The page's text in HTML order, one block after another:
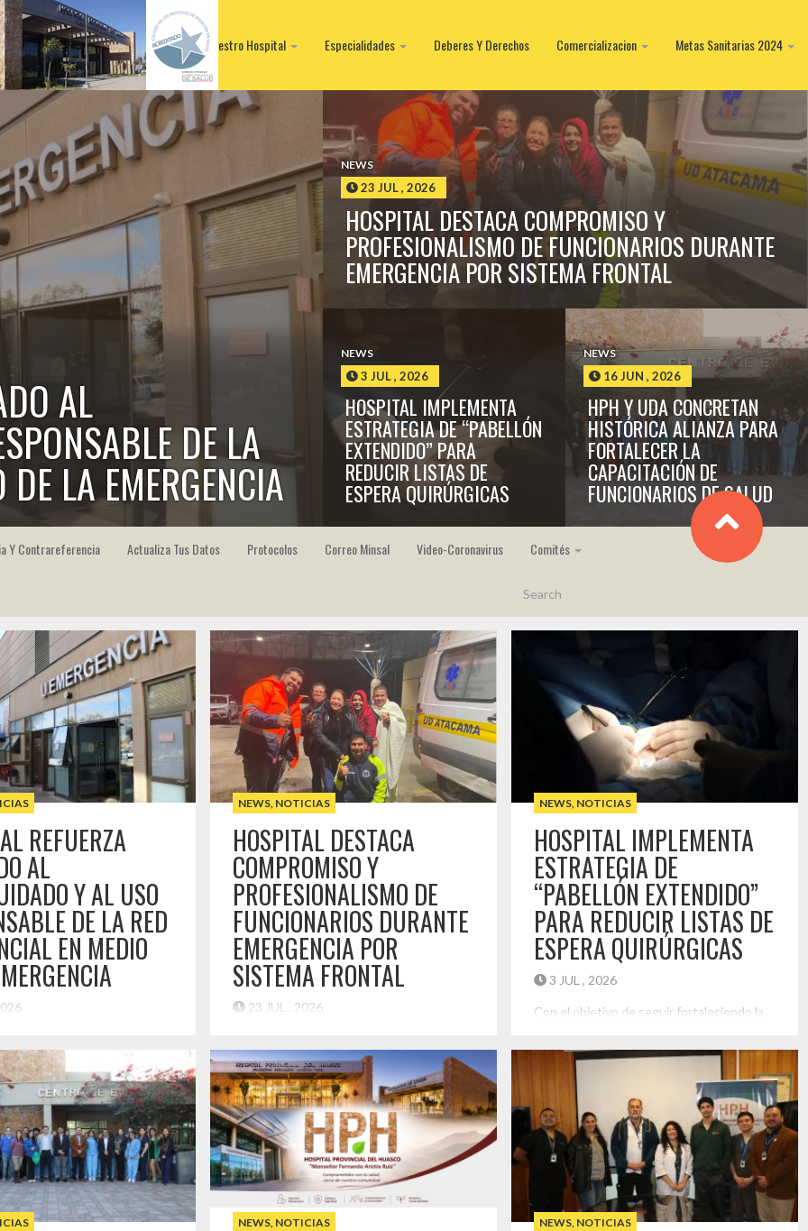
Nuestro Hospital Especialidades Deberes Y Derechos Comercializacion Metas Sanitarias 2024
AL
DE LA
LA EMERGENCIA
NEWS
23 JUL , 2026
HOSPITAL DESTACA COMPROMISO Y
PROFESIONALISMO DE FUNCIONARIOS DURANTE
EMERGENCIA POR SISTEMA FRONTAL
NEWS
3 JUL , 2026
HOSPITAL IMPLEMENTA
ESTRATEGIA DE “PABELLÓN
EXTENDIDO” PARA
REDUCIR LISTAS DE
ESPERA QUIRÚRGICAS
NEWS
16 JUN , 2026
HPH Y UDA CONCRETAN
HISTÓRICA ALIANZA PARA
FORTALECER LA
CAPACITACIÓN DE
FUNCIONARIOS DE SALUD
7
13 14 15 16
21 22 23
28 29 30
LO QUE HACEMOS
Y Contrareferencia Actualiza Tus Datos Protocolos Correo Minsal Video-Coronavirus Comités
REFUERZA
AL
Y AL USO
DE LA RED
EN MEDIO
respiratorias y
de salud de acuerdo
de cada caso,
las complejas condiciones
la Provincia del Huasco tras
y la declaración de Zona
En el contexto de la
vive la […]
NEWS NOTICIAS
HOSPITAL DESTACA
COMPROMISO Y
PROFESIONALISMO DE
FUNCIONARIOS DURANTE
EMERGENCIA POR
SISTEMA FRONTAL
23 JUL , 2026
de las prestaciones y reforzó su capacidad
de respuesta para atender las necesidades
de la comunidad de la provincia del Huasco.
En medio de las complejas condiciones
generadas por el sistema frontal que
afectó a la provincia del Huasco, el Hospital
Provincial del Huasco “Monseñor Fernando
Ariztía Ruiz” desplegó un […]
Destacado
NEWS NOTICIAS
HOSPITAL IMPLEMENTA
ESTRATEGIA DE
“PABELLÓN EXTENDIDO”
PARA REDUCIR LISTAS DE
ESPERA QUIRÚRGICAS
3 JUL , 2026
Con el objetivo de seguir fortaleciendo la
espera de los usuarios, el Hospital
Provincial del Huasco (HPH) puso en
marcha la estrategia de “Pabellón
Extendido”, modalidad que amplía el
funcionamiento de los pabellones
quirúrgicos entre las 17:00 y las 20:00
horas para la realización de cirugías. La […]
Destacado
NEWS NOTICIAS NEWS NOTICIAS